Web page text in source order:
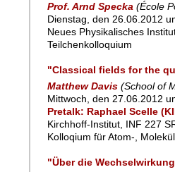
Prof. Arnd Specka (École
Dienstag, den 26.06.2012
Neues Physikalisches
Teilchenkolloquium
"Classical fields for the
Matthew Davis (School of
Mittwoch, den 27.06.2012
Pretalk: Raphael Scelle
Kirchhoff-Institut, INF 227
Kolloqium für Atom-,
"Über die